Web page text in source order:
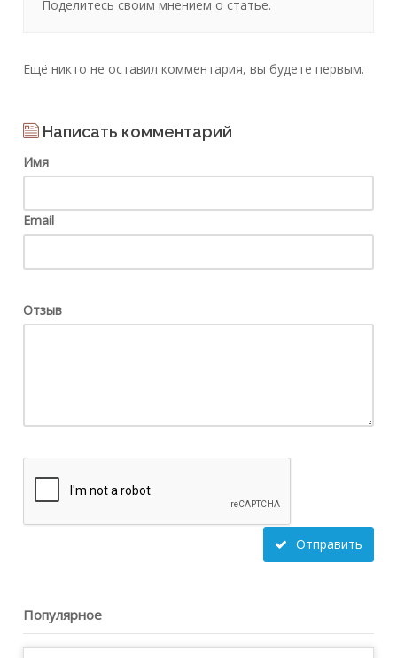
Поделитесь своим мнением о статье.
Ещё никто не оставил комментария, вы будете первым.
Написать комментарий
Имя
Email
Отзыв
Отправить
Популярное